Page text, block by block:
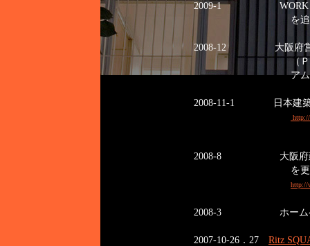
2009-1 WORK－
を追加し
2008-12 大阪府営豊
（ＰＦＩ法に基
アム（長谷工コー
2008-11-1 日本建築家
2008-8 大阪府建築士
を更新及び
http://
2008-3 ホームペー
2007-10-26．27 Ritz